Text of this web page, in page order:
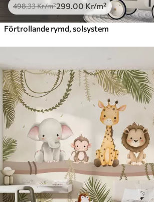
498.33Kr/m²299 .00 Kr/m²
Förtrollande rymd, solsystem